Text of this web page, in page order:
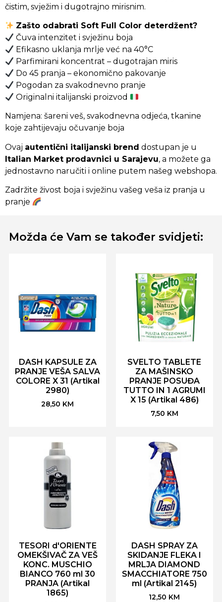
čistim, svježim i dugotrajno mirisnim.
Zašto odabrati Soft Full Color deterdžent?
Čuva intenzitet i svježinu boja
Efikasno uklanja mrlje već na 40°C
Parfimirani koncentrat – dugotrajan miris
Do 45 pranja – ekonomično pakovanje
Pogodan za svakodnevno pranje
Originalni italijanski proizvod
Namjena: šareni veš, svakodnevna odjeća, tkanine
koje zahtijevaju očuvanje boja
Ovaj autentični italijanski brend dostupan je u
Italian Market prodavnici u Sarajevu, a možete ga
jednostavno naručiti i online putem našeg webshopa.
Zadržite živost boja i svježinu vašeg veša iz pranja u
pranje
Možda će Vam se također svidjeti:
DASH KAPSULE ZA
PRANJE VEŠA SALVA
COLORE X 31 (Artikal
2980)
28,50 KM
SVELTO TABLETE
ZA MAŠINSKO
PRANJE POSUĐA
TUTTO IN 1 AGRUMI
X 15 (Artikal 486)
7,50 KM
TESORI d'ORIENTE
OMEKŠIVAČ ZA VEŠ
KONC. MUSCHIO
BIANCO 760 ml 30
PRANJA (Artikal
1865)
DASH SPRAY ZA
SKIDANJE FLEKA I
MRLJA DIAMOND
SMACCHIATORE 750
ml (Artikal 2145)
12,50 KM